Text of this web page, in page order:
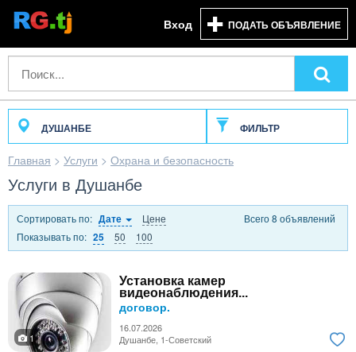
Вход ПОДАТЬ ОБЪЯВЛЕНИЕ
ДУШАНБЕ ФИЛЬТР
Главная > Услуги > Охрана и безопасность
Услуги в Душанбе
Сортировать по: Дате
Цене
Показывать по: 25 50 100
Всего 8 объявлений
Установка камер
видеонаблюдения...
договор.
16.07.2026
1
Душанбе, 1-Советский